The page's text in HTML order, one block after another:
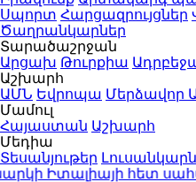
Սպորտ Հարցազրույցներ
Ծաղրանկարներ
Տարածաշրջան
Արցախ Թուրքիա
Աշխարհ
ԱՄՆ Եվրոպա Մերձավոր
Մամուլ
Հայաստան Աշխարհ
Մեդիա
Տեսանյութեր
Իտալիայի հետ